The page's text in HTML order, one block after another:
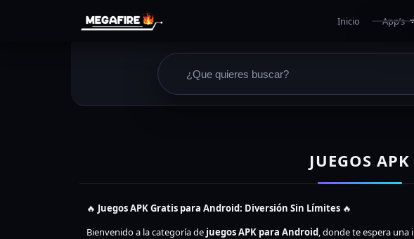
Inicio
App’s
JUEGOS APK
🔥 Juegos APK Gratis para Android: Diversión Sin Límites🔥
Bienvenido a la categoría de juegos APK para Android, donde te espera una